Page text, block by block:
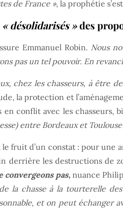
de France », la prophétie
« désolidarisés »des
Emmanuel Robin. Nous
pas un tel pouvoir. En
chez les chasseurs, à être
la protection et
en conflit avec les chasseurs,
entre Bordeaux et
le fruit d’un constat : pour une
derrière les destructions de
convergeons pas,nuance
la chasse à la tourterelle
et on peut échanger